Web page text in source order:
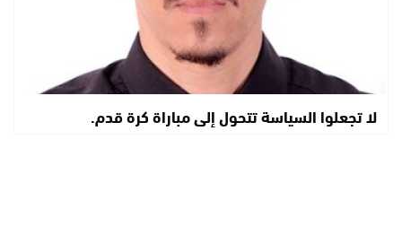
لا تجعلوا السياسة تتحول إلى مباراة كرة قدم.